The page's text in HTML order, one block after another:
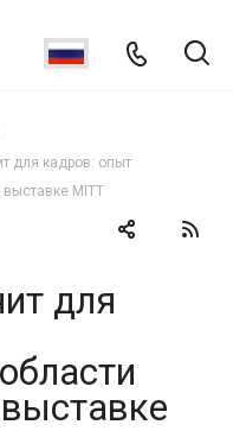
для кадров: опыт
MITT
для